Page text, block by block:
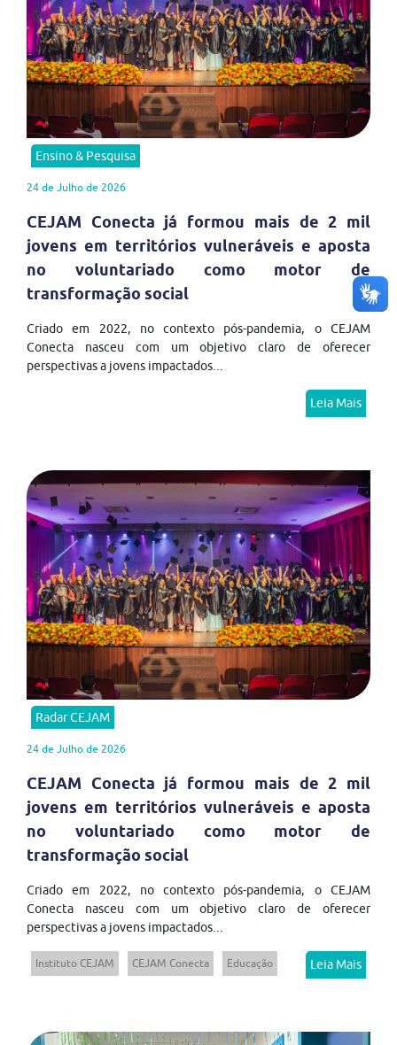
Ensino & Pesquisa
24 de Julho de 2026
CEJAM Conecta já formou mais de 2 mil
jovens em territórios vulneráveis e aposta
no voluntariado como motor de
transformação social
Criado em 2022, no contexto pós-pandemia, o CEJAM
Conecta nasceu com um objetivo claro de oferecer
perspectivas a jovens impactados...
Leia Mais
Radar CEJAM
24 de Julho de 2026
CEJAM Conecta já formou mais de 2 mil
jovens em territórios vulneráveis e aposta
no voluntariado como motor de
transformação social
Criado em 2022, no contexto pós-pandemia, o CEJAM
Conecta nasceu com um objetivo claro de oferecer
perspectivas a jovens impactados...
Instituto CEJAM CEJAM Conecta Educação Leia Mais